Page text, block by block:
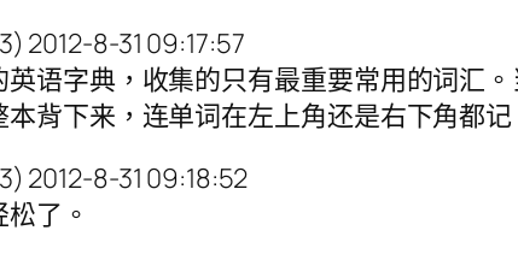
2012-8-31 09:17:57
语字典，收集的只有最重要常用的词汇
背下来，连单词在左上角还是右下角都记
2012-8-31 09:18:52
了。